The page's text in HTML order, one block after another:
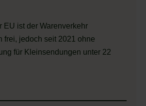
EU ist der Warenverkehr
frei, jedoch seit 2021 ohne
für Kleinsendungen unter 22